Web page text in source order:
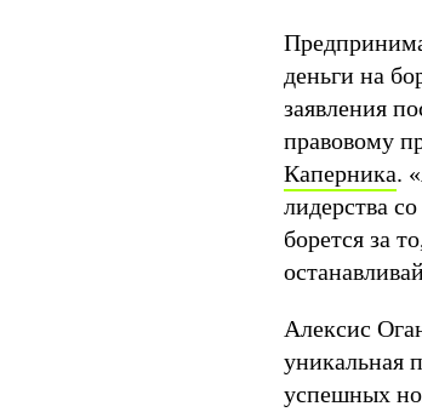
деньги на
заявления
правовому
Каперника.
лидерства
борется за
Алексис
уникальная
успешных